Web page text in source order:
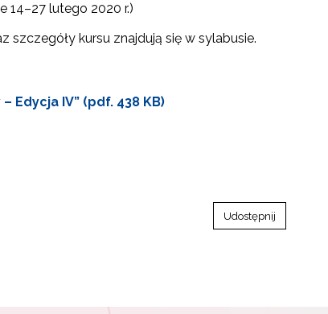
14–27 lutego 2020 r.)
szczegóły kursu znajdują się w sylabusie.
Edycja IV” (pdf. 438 KB)
Udostępnij